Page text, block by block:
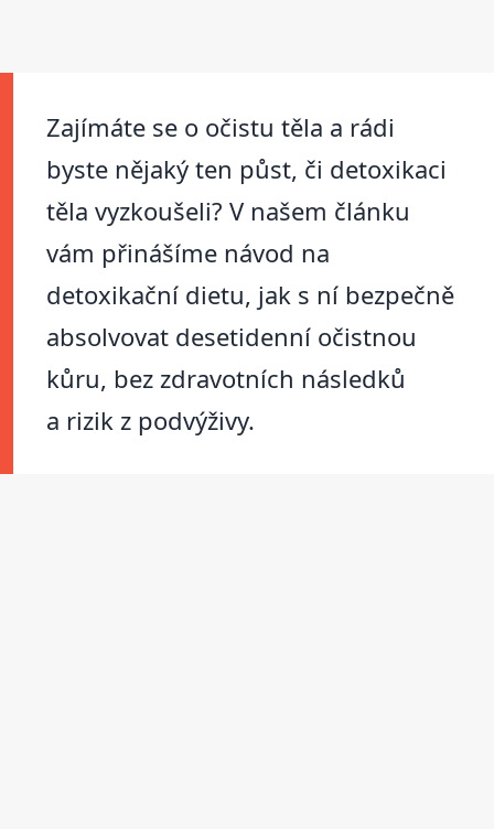
Zajímáte se o očistu těla a rádi
byste nějaký ten půst, či detoxikaci
těla vyzkoušeli? V našem článku
vám přinášíme návod na
detoxikační dietu, jak s ní bezpečně
absolvovat desetidenní očistnou
kůru, bez zdravotních následků
a rizik z podvýživy.